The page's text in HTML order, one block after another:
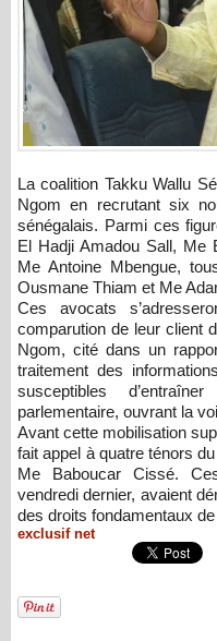
La coalition Takku Wallu Sénégal renforce la défense de Farba
Ngom en recrutant six
sénégalais. Parmi ces
El Hadji Amadou Sall, Me
Me Antoine Mbengue,
Ousmane Thiam et Me
Ces avocats
comparution de leur client
Ngom, cité dans un
traitement des
susceptibles
parlementaire, ouvrant la
Avant cette mobilisation
fait appel à quatre ténors
Me Baboucar Cissé.
vendredi dernier, avaient
des droits fondamentaux
exclusif net